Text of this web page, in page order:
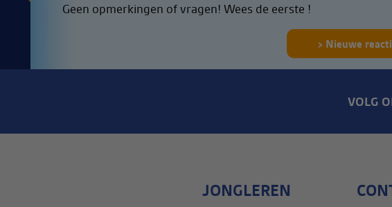
Geen opmerkingen of vragen! Wees de eerste !
Nieuwe
VOLG
JONGLEREN